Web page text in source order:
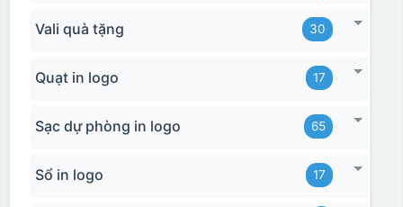
Vali quà tặng 30
Quạt in logo 17
Sạc dự phòng in logo 65
Sổ in logo 17